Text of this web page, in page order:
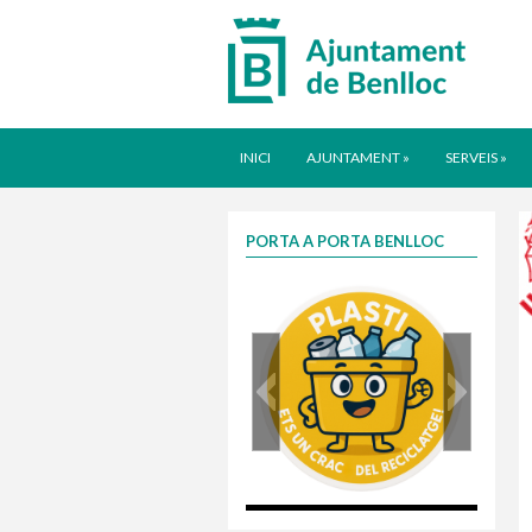
INICI AJUNTAMENT » SERVEIS »
PORTA A PORTA BENLLOC